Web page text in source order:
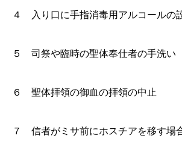
４ 入り口に手指消毒用アルコールの
５ 司祭や臨時の聖体奉仕者の手洗い
６ 聖体拝領の御血の拝領の中止
７ 信者がミサ前にホスチアを移す場